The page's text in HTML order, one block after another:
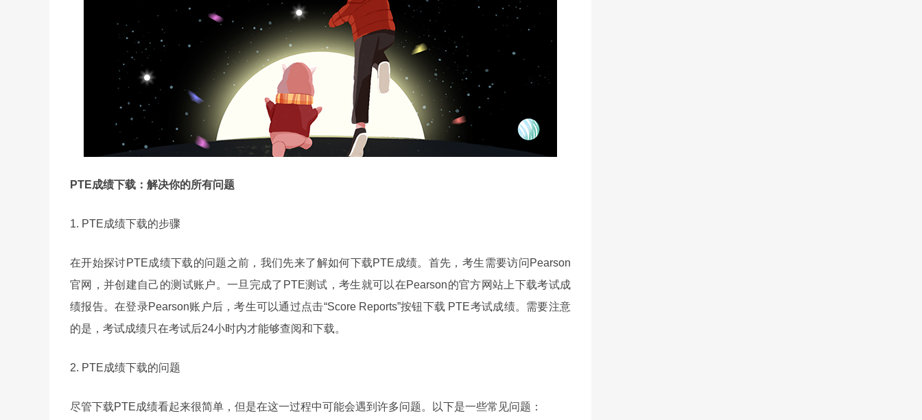
PTE成绩下载：解决你的所有问题
1. PTE成绩下载的步骤
在开始探讨PTE成绩下载的问题之前，我们先来了解如何下载PTE成绩。首先，考生需要访问Pearson
官网，并创建自己的测试账户。一旦完成了PTE测试，考生就可以在Pearson的官方网站上下载考试成
绩报告。在登录Pearson账户后，考生可以通过点击“Score Reports”按钮下载 PTE考试成绩。需要注意
的是，考试成绩只在考试后24小时内才能够查阅和下载。
2. PTE成绩下载的问题
尽管下载PTE成绩看起来很简单，但是在这一过程中可能会遇到许多问题。以下是一些常见问题：